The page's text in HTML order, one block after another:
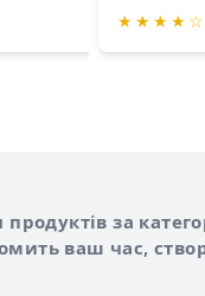
★ ★ ★ ★ ☆
за
ваш час,